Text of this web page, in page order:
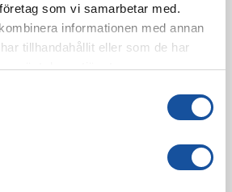
som vi samarbetar med.
informationen med annan
tillhandahållit eller som de har
deras tjänster.
en prisuppskattning. Du
kommer att kosta innan
påbörjats.
och vänliga
– vi behandlar